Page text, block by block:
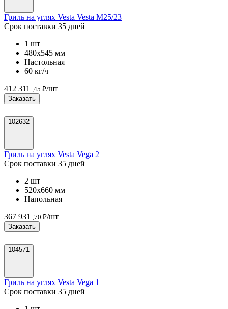
Гриль на углях Vesta Vesta M25/23
Срок поставки 35 дней
1 шт
480х545 мм
Настольная
60 кг/ч
412 311
,45 ₽/шт
Заказать
102632
Гриль на углях Vesta Vega 2
Срок поставки 35 дней
2 шт
520х660 мм
Напольная
367 931
,70 ₽/шт
Заказать
104571
Гриль на углях Vesta Vega 1
Срок поставки 35 дней